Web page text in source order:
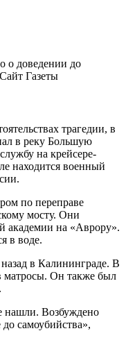
трагедии, в
в реку Большую
на крейсере-
находится военный
по переправе
мосту. Они
академии на «Аврору».
в воде.
в Калининграде. В
матросы. Он также был
нашли. Возбуждено
самоубийства»,